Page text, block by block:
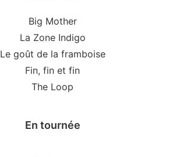
Big Mother
La Zone Indigo
Le goût de la framboise
Fin, fin et fin
The Loop
En tournée